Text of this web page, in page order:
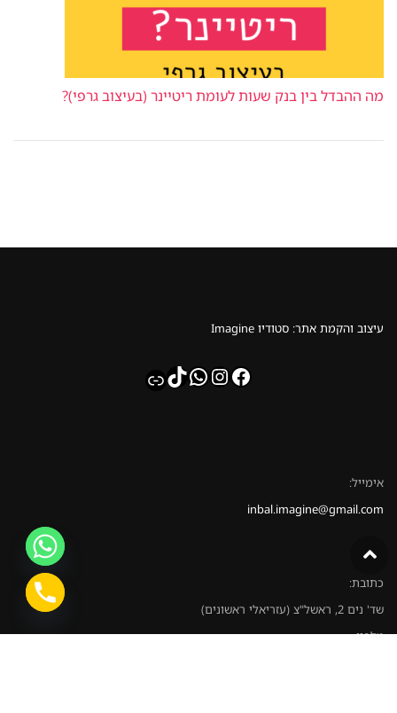
מה ההבדל בין בנק שעות לעומת ריטיינר (בעיצוב גרפי)?
עיצוב והקמת אתר: סטודיו Imagine
Facebook
Instagram
whatsapp
TikTok
Link
אימייל:
inbal.imagine@gmail.com
כתובת:
שד' נים 2, ראשל"צ (עזריאלי ראשונים)
טלפון: